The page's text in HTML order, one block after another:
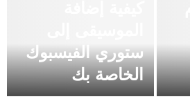
ستوري الفيسبوك
الخاصة بك